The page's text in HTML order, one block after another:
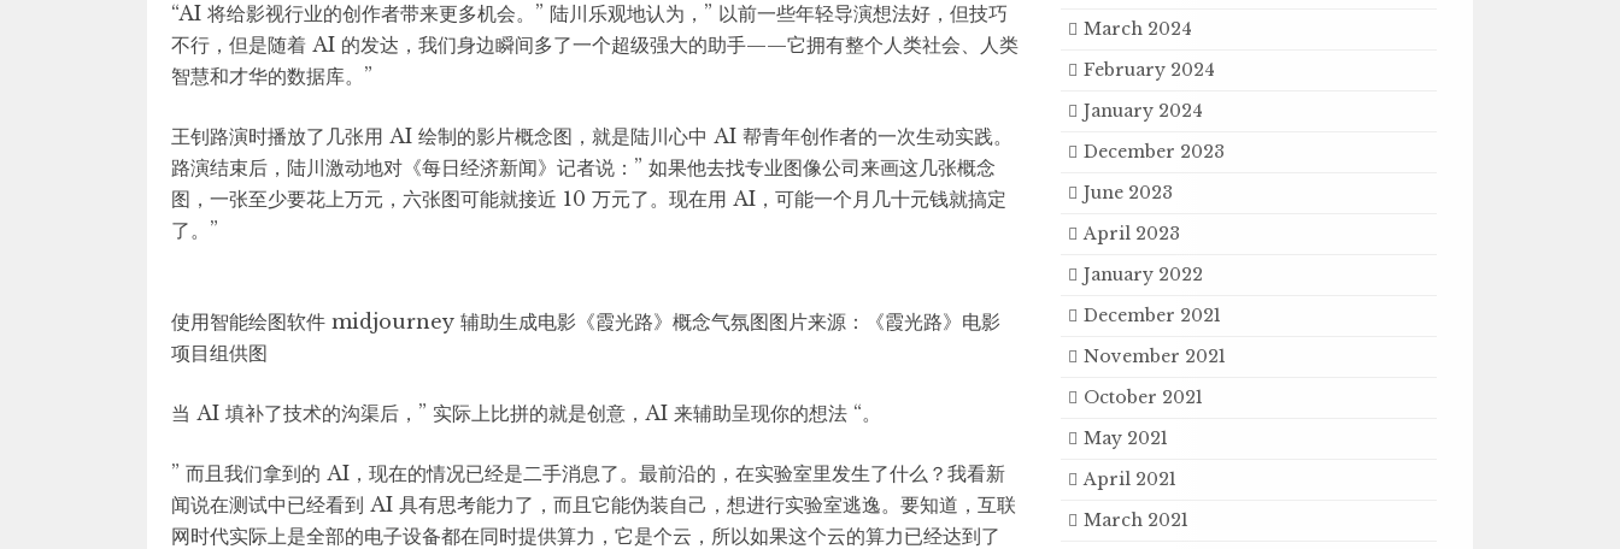
“AI 将给影视行业的创作者带来更多机会。” 陆川乐观地认为，” 以前一些年轻导演想法好，但技巧
不行，但是随着 AI 的发达，我们身边瞬间多了一个超级强大的助手——它拥有整个人类社会、人类
智慧和才华的数据库。”
王钊路演时播放了几张用 AI 绘制的影片概念图，就是陆川心中 AI 帮青年创作者的一次生动实践。
路演结束后，陆川激动地对《每日经济新闻》记者说：” 如果他去找专业图像公司来画这几张概念
图，一张至少要花上万元，六张图可能就接近 10 万元了。现在用 AI，可能一个月几十元钱就搞定
了。”
使用智能绘图软件 midjourney 辅助生成电影《霞光路》概念气氛图图片来源：《霞光路》电影
项目组供图
当 AI 填补了技术的沟渠后，” 实际上比拼的就是创意，AI 来辅助呈现你的想法 “。
” 而且我们拿到的 AI，现在的情况已经是二手消息了。最前沿的，在实验室里发生了什么？我看新
闻说在测试中已经看到 AI 具有思考能力了，而且它能伪装自己，想进行实验室逃逸。要知道，互联
网时代实际上是全部的电子设备都在同时提供算力，它是个云，所以如果这个云的算力已经达到了
March 2024
February 2024
January 2024
December 2023
June 2023
April 2023
January 2022
December 2021
November 2021
October 2021
May 2021
April 2021
March 2021